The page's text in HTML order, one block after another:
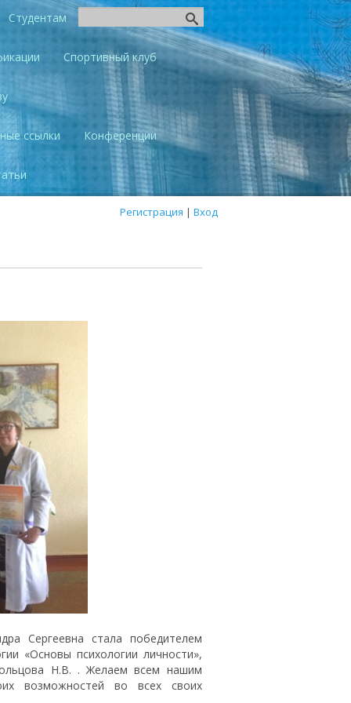
Студентам
Спортивный клуб
ссылки Конференции
Регистрация | Вход
стала победителем
«Основы психологии личности»,
Н.В. . Желаем всем нашим
возможностей во всех своих